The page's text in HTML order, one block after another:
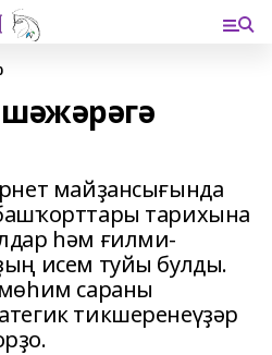
майҙансығында
тарихына
һәм ғилми-
исем туйы булды.
сараны
тикшеренеүҙәр